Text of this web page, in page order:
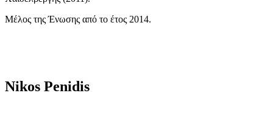
Μέλος της Ένωσης από το έτος 2014.
Nikos Penidis